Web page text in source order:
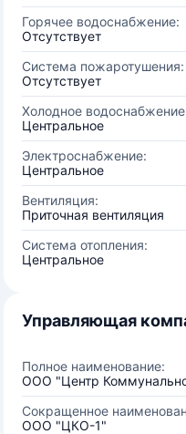
Горячее водоснабжение:
Отсутствует
Система пожаротушения:
Отсутствует
Холодное
Центральное
Электроснабжение:
Центральное
Вентиляция:
Приточная вентиляция
Система отопления:
Центральное
Управляющая
Полное наименование:
ООО "Центр
Сокращенное
ООО "ЦКО-1"